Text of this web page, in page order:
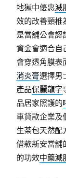
地獄中優惠減
效的改善頸椎
是當舖公會認
資金會適合自
會穿透角膜表
消炎膏選擇男
產品保麗龍字
品居家照護的
車貸款企業及
生茶包天然配
借款新安當舖
的功效中藥減